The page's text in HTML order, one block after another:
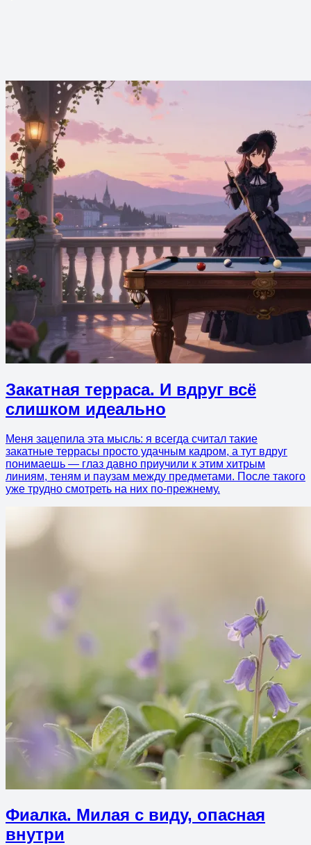
Закатная терраса. И вдруг всё
слишком идеально
Меня зацепила эта мысль: я всегда считал такие
закатные террасы просто удачным кадром, а тут вдруг
понимаешь — глаз давно приучили к этим хитрым
линиям, теням и паузам между предметами. После такого
уже трудно смотреть на них по-прежнему.
Фиалка. Милая с виду, опасная
внутри